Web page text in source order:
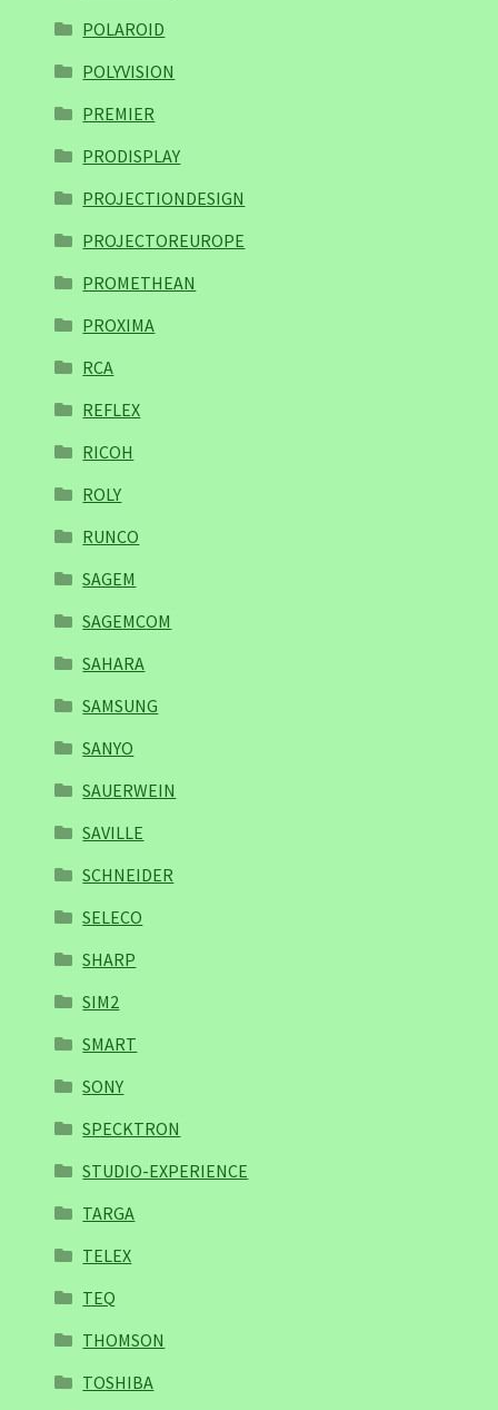
POLAROID
POLYVISION
PREMIER
PRODISPLAY
PROJECTIONDESIGN
PROJECTOREUROPE
PROMETHEAN
PROXIMA
RCA
REFLEX
RICOH
ROLY
RUNCO
SAGEM
SAGEMCOM
SAHARA
SAMSUNG
SANYO
SAUERWEIN
SAVILLE
SCHNEIDER
SELECO
SHARP
SIM2
SMART
SONY
SPECKTRON
STUDIO-EXPERIENCE
TARGA
TELEX
TEQ
THOMSON
TOSHIBA